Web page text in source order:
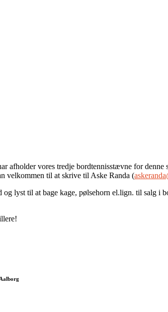
afholder vores tredje bordtennisstævne for
velkommen til at skrive til Aske Randa (
lyst til at bage kage, pølsehorn el.lign. til salg i